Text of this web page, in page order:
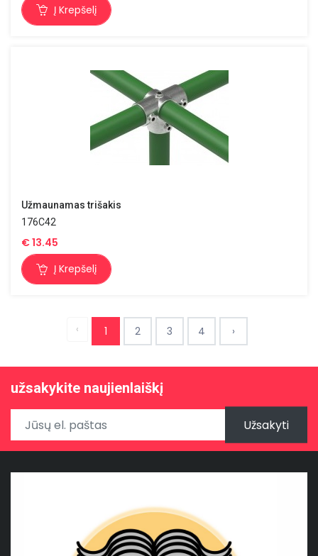
Į Krepšelį
Užmaunamas trišakis
176C42
€13.45
Į Krepšelį
‹ 1 2 3 4 ›
užsakykite naujienlaiškį
Užsakyti